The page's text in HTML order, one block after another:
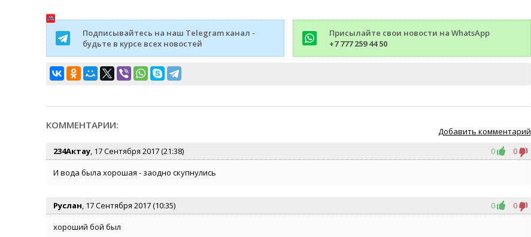
Подписывайтесь на наш Telegram канал -
будьте в курсе всех новостей
Присылайте свои новости на WhatsApp
+7 777 259 44 50
КОММЕНТАРИИ:
Добавить комментарий
234Актау, 17 Сентября 2017 (21:38) 0
0
И вода была хорошая - заодно скупнулись
Руслан, 17 Сентября 2017 (10:35) 0
0
хороший бой был